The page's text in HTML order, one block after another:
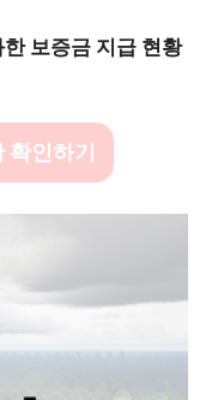
보증금 지급 현황
인하기